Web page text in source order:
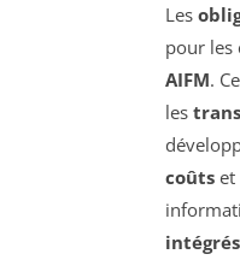
Les
pour les
AIFM.
les
coûts et
intégrés